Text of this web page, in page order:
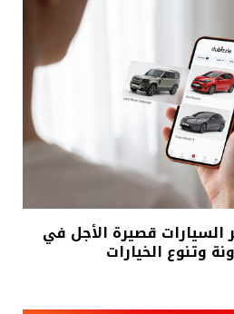
السيارات قصيرة الأجل في
وتنوع الخيارات